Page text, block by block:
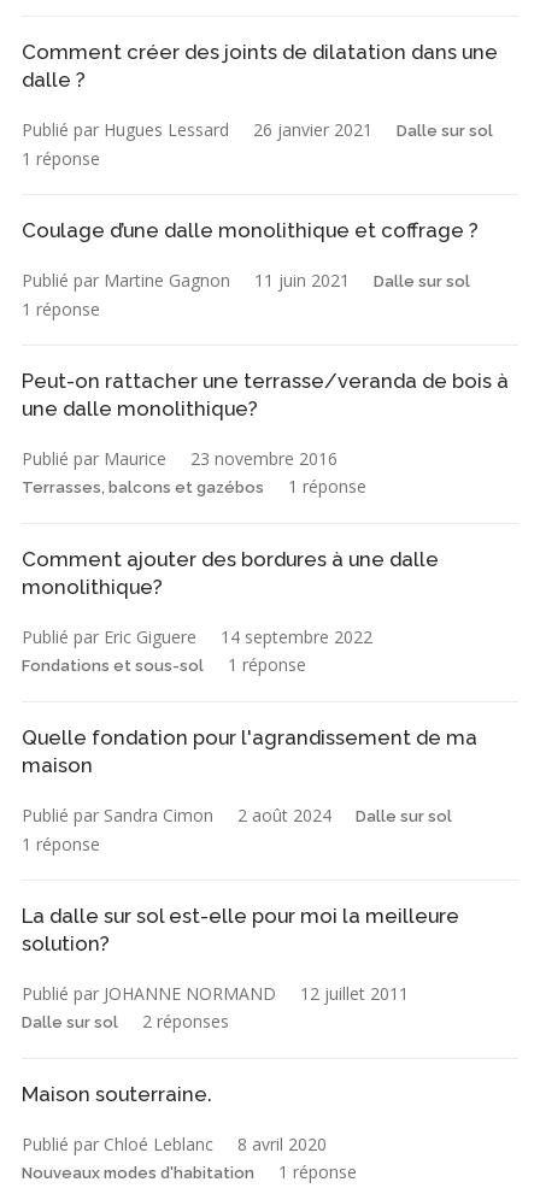
Comment créer des joints de dilatation dans une
dalle ?
Publié par Hugues Lessard 26 janvier 2021 Dalle sur sol
1 réponse
Coulage d’une dalle monolithique et coffrage ?
Publié par Martine Gagnon 11 juin 2021 Dalle sur sol
1 réponse
Peut-on rattacher une terrasse/veranda de bois à
une dalle monolithique?
Publié par Maurice 23 novembre 2016
Terrasses, balcons et gazébos 1 réponse
Comment ajouter des bordures à une dalle
monolithique?
Publié par Eric Giguere 14 septembre 2022
Fondations et sous-sol 1 réponse
Quelle fondation pour l'agrandissement de ma
maison
Publié par Sandra Cimon 2 août 2024 Dalle sur sol
1 réponse
La dalle sur sol est-elle pour moi la meilleure
solution?
Publié par JOHANNE NORMAND 12 juillet 2011
Dalle sur sol 2 réponses
Maison souterraine.
Publié par Chloé Leblanc 8 avril 2020
Nouveaux modes d'habitation 1 réponse